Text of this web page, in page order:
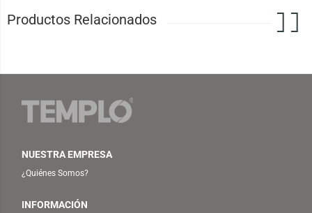
Productos Relacionados
NUESTRA EMPRESA
¿Quiénes Somos?
INFORMACIÓN